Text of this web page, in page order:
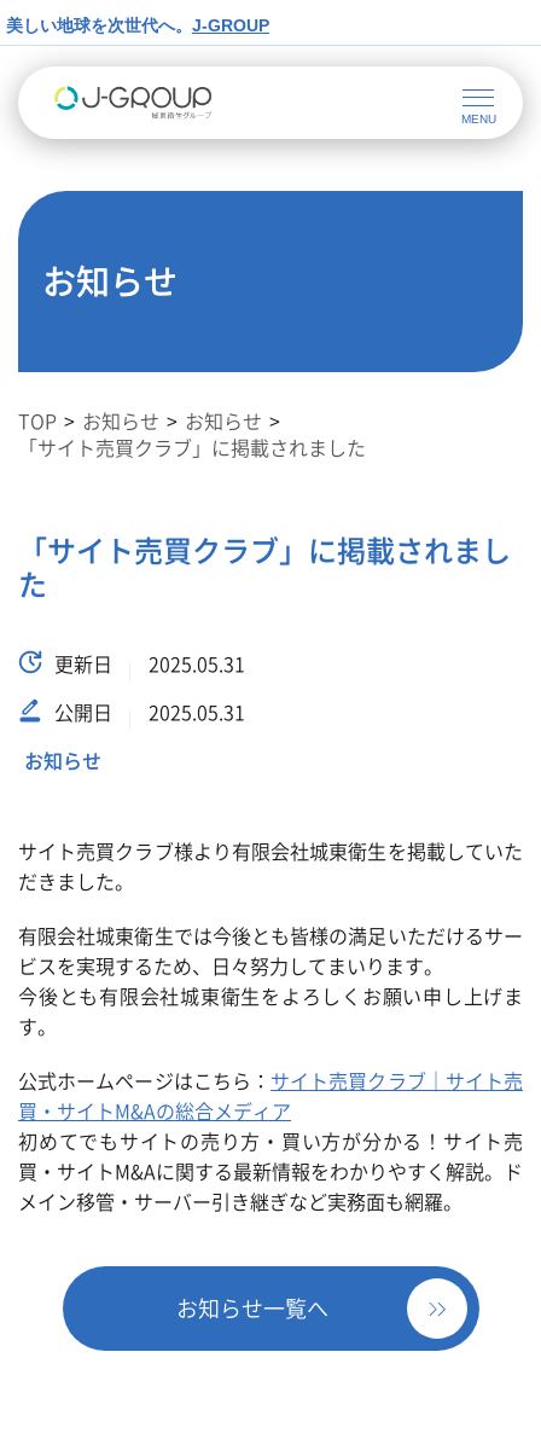
美しい地球を次世代へ。 J-GROUP
お知らせ
TOP お知らせ
お知らせ
「サイト売買クラブ」に掲載されました
「サイト売買クラブ」に掲載されまし
た
更新日 2025.05.31
公開日 2025.05.31
お知らせ
サイト売買クラブ様より有限会社城東衛生を掲載していた
だきました。
有限会社城東衛生では今後とも皆様の満足いただけるサー
ビスを実現するため、日々努力してまいります。
今後とも有限会社城東衛生をよろしくお願い申し上げま
す。
公式ホームページはこちら： サイト売買クラブ｜サイト売
買・サイトM&Aの総合メディア
初めてでもサイトの売り方・買い方が分かる！サイト売
買・サイトM&Aに関する最新情報をわかりやすく解説。ド
メイン移管・サーバー引き継ぎなど実務面も網羅。
お知らせ一覧へ